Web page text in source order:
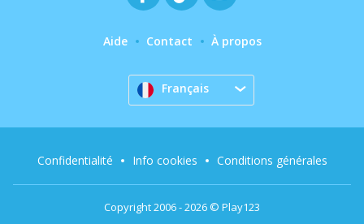
Aide Contact À propos
Français
Copyright 2006 - 2026 © Play123
Confidentialité Info cookies Conditions générales